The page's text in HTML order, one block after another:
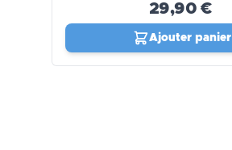
29,90 €
Ajouter panier